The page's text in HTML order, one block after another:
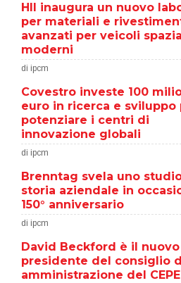
HII inaugura un nuovo
per materiali e
avanzati per veicoli
moderni
di ipcm
Covestro investe 100
euro in ricerca e sviluppo
potenziare i centri di
innovazione globali
di ipcm
Brenntag svela uno
storia aziendale in
150° anniversario
di ipcm
David Beckford è il nuovo
presidente del consiglio
amministrazione del CEPE